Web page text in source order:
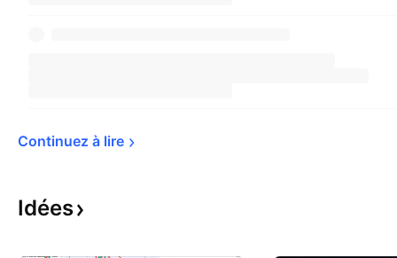
Continuez à lire
Idées